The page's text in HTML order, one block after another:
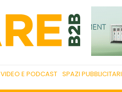
VIDEO E PODCAST SPAZI PUBBLICITARI